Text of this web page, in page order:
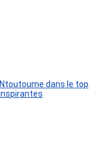
dans le top